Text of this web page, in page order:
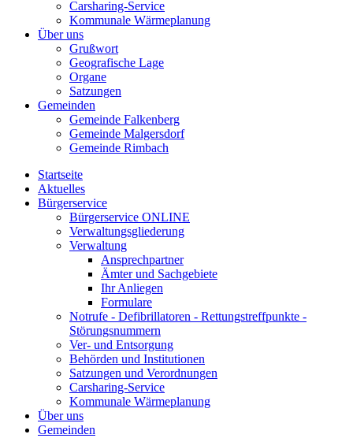
Carsharing-Service
Kommunale Wärmeplanung
Über uns
Grußwort
Geografische Lage
Organe
Satzungen
Gemeinden
Gemeinde Falkenberg
Gemeinde Malgersdorf
Gemeinde Rimbach
Startseite
Aktuelles
Bürgerservice
Bürgerservice ONLINE
Verwaltungsgliederung
Verwaltung
Ansprechpartner
Ämter und Sachgebiete
Ihr Anliegen
Formulare
Notrufe - Defibrillatoren - Rettungstreffpunkte -
Störungsnummern
Ver- und Entsorgung
Behörden und Institutionen
Satzungen und Verordnungen
Carsharing-Service
Kommunale Wärmeplanung
Über uns
Gemeinden